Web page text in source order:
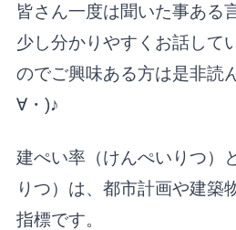
皆さん一度は聞いた事ある
少し分かりやすくお話して
のでご興味ある方は是非読
∀・)♪
建ぺい率（けんぺいりつ）
りつ）は、都市計画や建築
指標です。